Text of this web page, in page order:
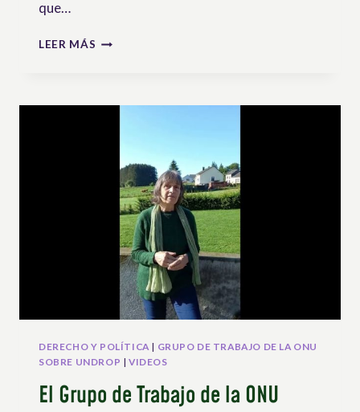
que…
LEER MÁS HACIA
DE
CAMPESINADO.
RUTAS
DESDE
CONVENCIÓN
SOBRE
DIVERSIDAD
BIOLÓGICA
DERECHO Y POLÍTICA| GRUPO DE TRABAJO DE LA ONU
SOBRE UNDROP | VIDEOS
El Grupo de Trabajo de la ONU